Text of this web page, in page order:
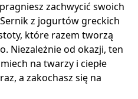
zachwycić swoich
z jogurtów greckich
które razem tworzą
Niezależnie od okazji, ten
na twarzy i ciepłe
a zakochasz się na